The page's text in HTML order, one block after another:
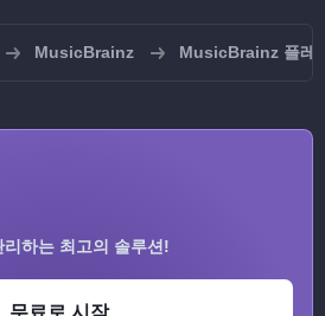
MusicBrainz MusicBrainz 플레
하는 최고의 솔루션!
무료로 시작